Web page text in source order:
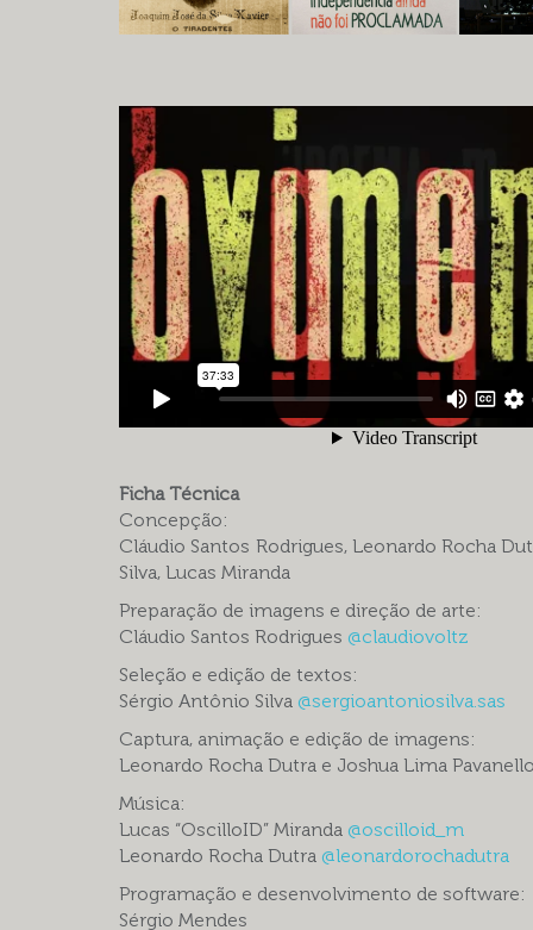
Ficha Técnica
Concepção:
Cláudio Santos Rodrigues, Leonardo Rocha
Silva, Lucas Miranda
Preparação de imagens e direção de arte:
Cláudio Santos Rodrigues @claudiovoltz
Seleção e edição de textos:
Sérgio Antônio Silva @sergioantoniosilva.sas
Captura, animação e edição de imagens:
Leonardo Rocha Dutra e Joshua Lima
Música:
Lucas “OscilloID” Miranda @oscilloid_m
Leonardo Rocha Dutra @leonardorochadutra
Programação e desenvolvimento de software:
Sérgio Mendes